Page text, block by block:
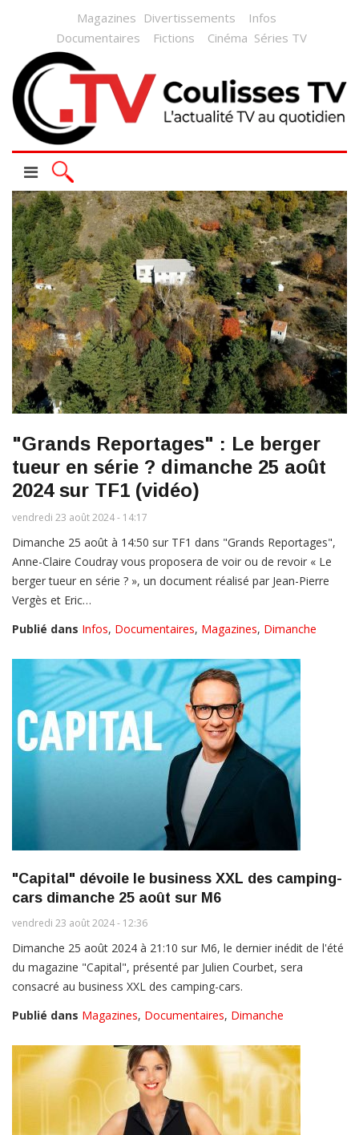
Magazines Divertissements
Infos
Documentaires
Fictions Cinéma Séries TV
"Grands Reportages" : Le berger
tueur en série ? dimanche 25 août
2024 sur TF1 (vidéo)
vendredi 23 août 2024 - 14:17
Dimanche 25 août à 14:50 sur TF1 dans "Grands Reportages",
Anne-Claire Coudray vous proposera de voir ou de revoir « Le
berger tueur en série ? », un document réalisé par Jean-Pierre
Vergès et Eric…
Publié dans Infos, Documentaires, Magazines, Dimanche
"Capital" dévoile le business XXL des camping-
cars dimanche 25 août sur M6
vendredi 23 août 2024 - 12:36
Dimanche 25 août 2024 à 21:10 sur M6, le dernier inédit de l'été
du magazine "Capital", présenté par Julien Courbet, sera
consacré au business XXL des camping-cars.
Publié dans Magazines, Documentaires, Dimanche